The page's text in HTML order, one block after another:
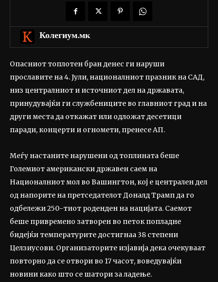
Колегиум.мк
Опасниот топлотен бран денес ги наруши
прославите на 4. Јули, националниот празник на САД,
низ централниот и источниот дел на државата,
принудувајќи ги службениците во главниот град и на
други места да откажат или одложат десетици
паради, концерти и огномети, пренесе АП.
Меѓу настаните нарушени од топлината беше
Големиот американски државен саем на
Националниот мол во Вашингтон, кој е централен дел
од напорите на претседателот Доналд Трамп да го
одбележи 250-тиот роденден на нацијата. Саемот
беше привремено затворен во петок попладне
бидејќи температурите достигнаа 38 степени
Целзиусови. Организаторите изјавија дека очекуваат
повторно да се отвори во 17 часот, воведувајќи
новини како што се шатори за ладење.